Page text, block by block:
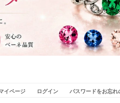
イページ ログイン パスワードをお忘れ